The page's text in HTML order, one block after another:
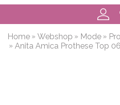
Home Webshop Mode
Anita Amica Prothese Top